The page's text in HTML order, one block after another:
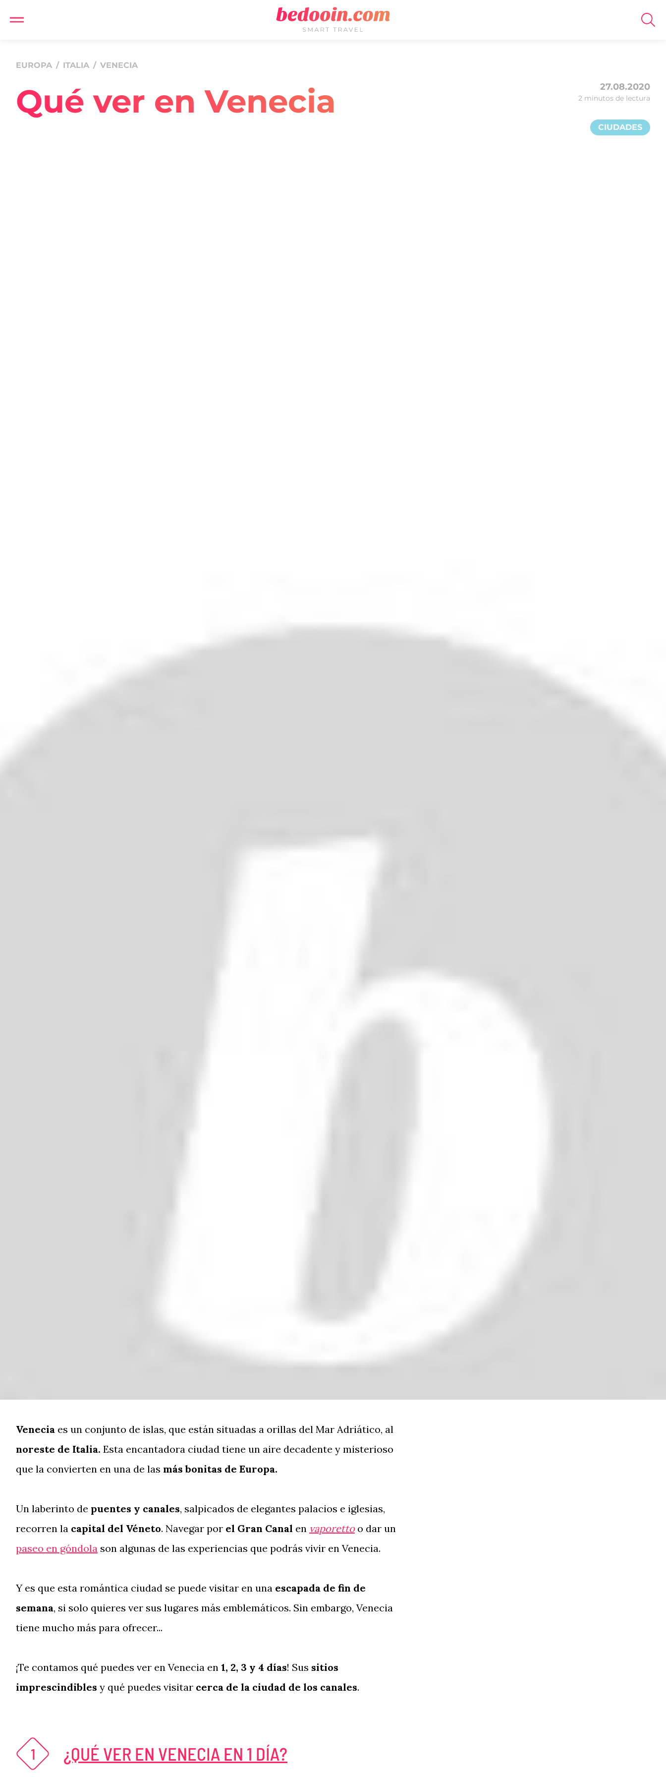
EUROPA / ITALIA / VENECIA
Qué ver en Venecia 27.08.2020
2 minutos de lectura
CIUDADES
Venecia es un conjunto de islas, que están situadas a orillas del Mar Adriático, al
noreste de Italia. Esta encantadora ciudad tiene un aire decadente y misterioso
que la convierten en una de las más bonitas de Europa.
Un laberinto de puentes y canales, salpicados de elegantes palacios e iglesias,
recorren la capital del Véneto. Navegar por el Gran Canal en vaporettoo dar un
paseo en góndola son algunas de las experiencias que podrás vivir en Venecia.
Y es que esta romántica ciudad se puede visitar en una escapada de fin de
semana, si solo quieres ver sus lugares más emblemáticos. Sin embargo, Venecia
tiene mucho más para ofrecer...
¡Te contamos qué puedes ver en Venecia en 1, 2, 3 y 4 días! Sus sitios
imprescindibles y qué puedes visitar cerca de la ciudad de los canales.
¿QUÉ VER EN VENECIA EN 1 DÍA?